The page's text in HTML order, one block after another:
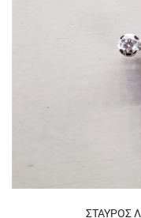
ΣΤΑΥΡΟΣ